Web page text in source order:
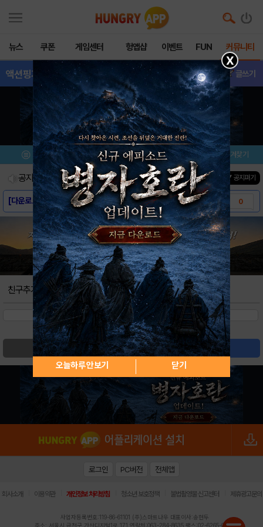
뉴스 쿠폰 게임센터 헝앱샵 이벤트 FUN 커뮤니티
액션핑거즈(Acti - 친구추가 글쓰기
메뉴 이벤트/미션 설치/평가 즐겨찾기
공지사항 진행중인 이벤트0건 ▼ 공지펴기
[다운로드링크] - 액션핑거즈 0
[스크린샷] - 액션핑거즈
[게임소개] - 액션핑거즈
친구추가
검색 글쓰기
X
오늘하루 안보기 닫기
로그인 PC버전 전체앱
회사소개 이용약관 개인정보 처리방침 청소년 보호정책 불법촬영물 신고센터 제휴광고문의
사업자등록번호:119-86-61101 (주)스마트나우 대표이사:송현두
주소: 서울시 금천구 가산디지털1로 171 연락처:063-284-8635 팩스:02-6265-0377